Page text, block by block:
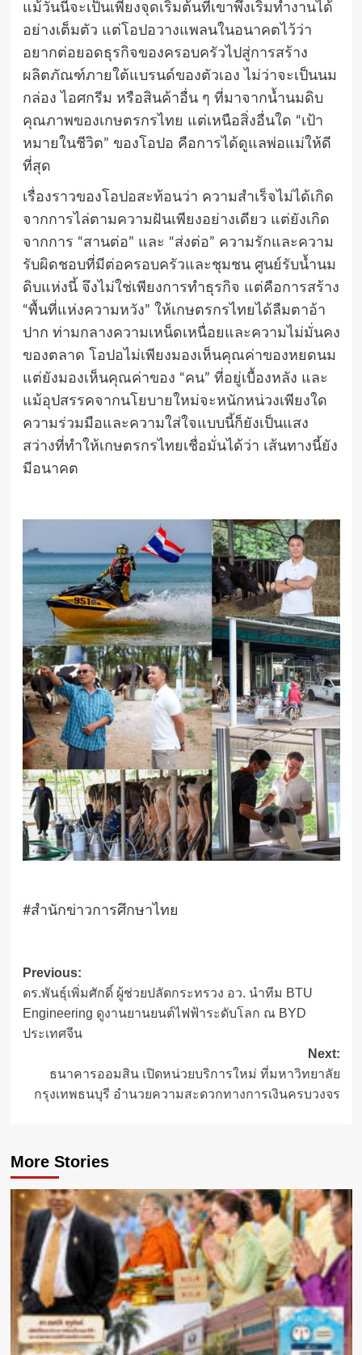
แม้วันนี้จะเป็นเพียงจุดเริ่มต้นที่เขาพึ่งเริ่มทำงานได้
อย่างเต็มตัว แต่โอปอวางแพลนในอนาคตไว้ว่า
อยากต่อยอดธุรกิจของครอบครัวไปสู่การสร้าง
ผลิตภัณฑ์ภายใต้แบรนด์ของตัวเอง ไม่ว่าจะเป็นนม
กล่อง ไอศกรีม หรือสินค้าอื่น ๆ ที่มาจากน้ำนมดิบ
คุณภาพของเกษตรกรไทย แต่เหนือสิ่งอื่นใด “เป้า
หมายในชีวิต” ของโอปอ คือการได้ดูแลพ่อแม่ให้ดี
ที่สุด
เรื่องราวของโอปอสะท้อนว่า ความสำเร็จไม่ได้เกิด
จากการไล่ตามความฝันเพียงอย่างเดียว แต่ยังเกิด
จากการ “สานต่อ” และ “ส่งต่อ” ความรักและความ
รับผิดชอบที่มีต่อครอบครัวและชุมชน ศูนย์รับน้ำนม
ดิบแห่งนี้ จึงไม่ใช่เพียงการทำธุรกิจ แต่คือการสร้าง
“พื้นที่แห่งความหวัง” ให้เกษตรกรไทยได้ลืมตาอ้า
ปาก ท่ามกลางความเหน็ดเหนื่อยและความไม่มั่นคง
ของตลาด โอปอไม่เพียงมองเห็นคุณค่าของหยดนม
แต่ยังมองเห็นคุณค่าของ “คน” ที่อยู่เบื้องหลัง และ
แม้อุปสรรคจากนโยบายใหม่จะหนักหน่วงเพียงใด
ความร่วมมือและความใส่ใจแบบนี้ก็ยังเป็นแสง
สว่างที่ทำให้เกษตรกรไทยเชื่อมั่นได้ว่า เส้นทางนี้ยัง
มีอนาคต
#สำนักข่าวการศึกษาไทย
Post
navigation
Previous:
ดร.พันธุ์เพิ่มศักดิ์ ผู้ช่วยปลัดกระทรวง อว. นำทีม BTU
Engineering ดูงานยานยนต์ไฟฟ้าระดับโลก ณ BYD
ประเทศจีน
Next:
ธนาคารออมสิน เปิดหน่วยบริการใหม่ ที่มหาวิทยาลัย
กรุงเทพธนบุรี อำนวยความสะดวกทางการเงินครบวงจร
More Stories